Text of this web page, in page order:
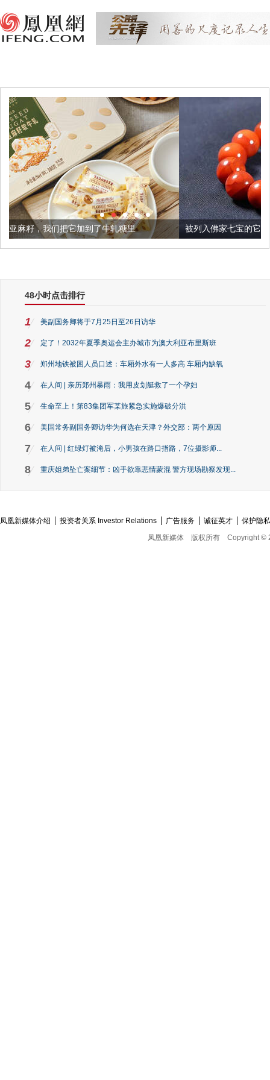
了牛轧糖里 被列入佛家七宝的它到底有多美？
48小时点击排行
1 美副国务卿将于7月25日至26日访华
2 定了！2032年夏季奥运会主办城市为澳大利亚布里斯班
3 郑州地铁被困人员口述：车厢外水有一人多高 车厢内缺氧
4 在人间 | 亲历郑州暴雨：我用皮划艇救了一个孕妇
5 生命至上！第83集团军某旅紧急实施爆破分洪
6 美国常务副国务卿访华为何选在天津？外交部：两个原因
7 在人间 | 红绿灯被淹后，小男孩在路口指路，7位摄影师...
8 重庆姐弟坠亡案细节：凶手欲靠悲情蒙混 警方现场勘察发现...
凤凰新媒体介绍 投资者关系 Investor Relations 广告服务 诚征英才
保护隐
凤凰新媒体
版权所有 Copyright ©